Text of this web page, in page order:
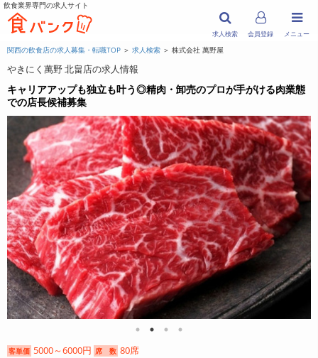
飲食業界専門の求人サイト
メニュー
求人検索 会員登録
関西の飲食店の求人募集・転職TOP ＞ 求人検索 ＞ 株式会社 萬野屋
やきにく萬野 北畠店の求人情報
キャリアアップも独立も叶う◎精肉・卸売のプロが手がける肉業態
での店長候補募集
客単価 5000～6000円 席 数 80席